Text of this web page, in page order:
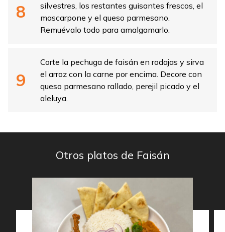
silvestres, los restantes guisantes frescos, el
mascarpone y el queso parmesano.
Remuévalo todo para amalgamarlo.
Corte la pechuga de faisán en rodajas y sirva
el arroz con la carne por encima. Decore con
queso parmesano rallado, perejil picado y el
aleluya.
Otros platos de Faisán